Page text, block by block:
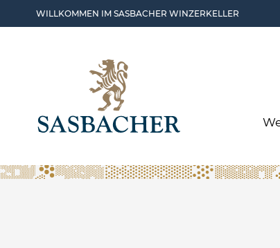
Skip to main content
WILLKOMMEN IM SASBACHER WINZERKELLER